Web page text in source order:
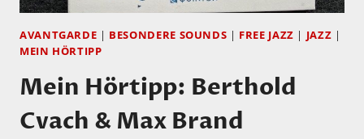
AVANTGARDE BESONDERE SOUNDS FREE JAZZ JAZZ
MEIN HÖRTIPP
Mein Hörtipp: Berthold
Cvach & Max Brand